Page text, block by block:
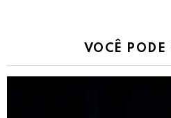
VOCÊ PODE